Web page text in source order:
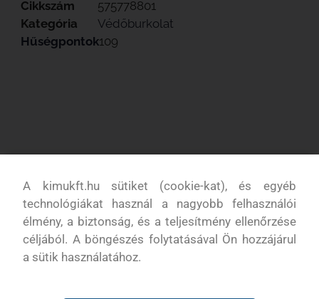
Cikkszám
575778801
Kategória
Védőburkolat
Hűségpontok109
Szórásvédő rögzítő Husqvarna 543RS, 553RS, stb.
A kimukft.hu sütiket (cookie-kat), és egyéb
technológiákat használ a nagyobb felhasználói
élmény, a biztonság, és a teljesítmény ellenőrzése
céljából. A böngészés folytatásával Ön hozzájárul
a sütik használatához.